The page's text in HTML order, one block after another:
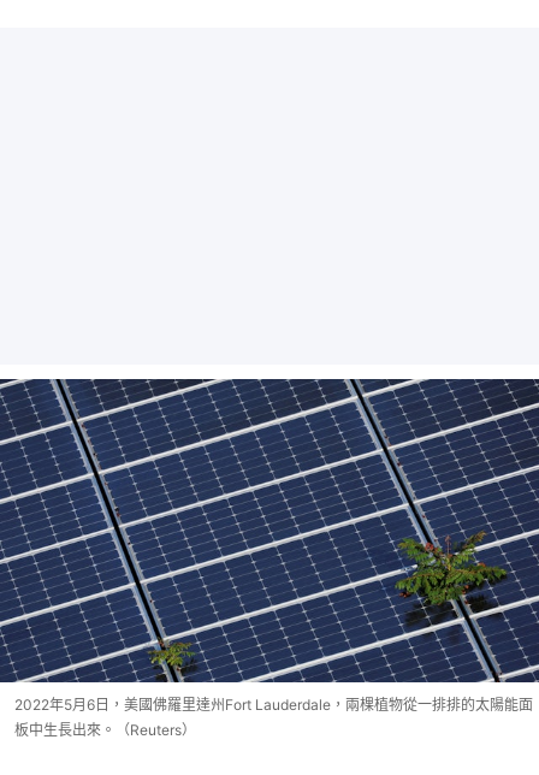
2022年5月6日，美國佛羅里達州Fort Lauderdale，兩棵植物從一排排的太陽能面
板中生長出來。（Reuters）